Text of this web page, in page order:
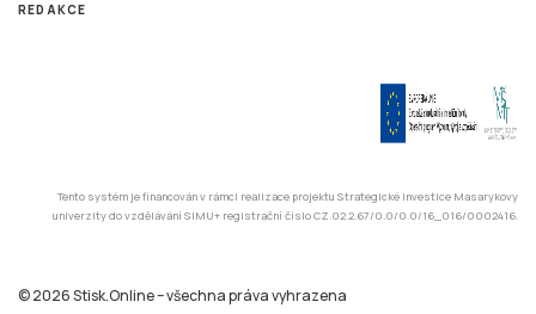
REDAKCE
Tento systém je financován v rámci realizace projektu Strategické investice Masarykovy
univerzity do vzdělávání SIMU+ registrační číslo CZ.02.2.67/0.0/0.0/16_016/0002416.
© 2026 Stisk.Online – všechna práva vyhrazena